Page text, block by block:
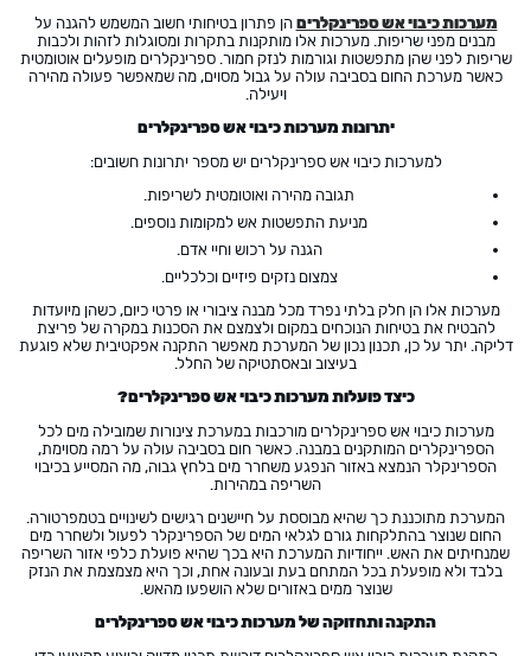
מערכות כיבוי אש ספרינקלרים הן פתרון בטיחותי חשוב המשמש להגנה על
מבנים מפני שריפות. מערכות אלו מותקנות בתקרות ומסוגלות לזהות ולכבות
שריפות לפני שהן מתפשטות וגורמות לנזק חמור. ספרינקלרים מופעלים אוטומטית
כאשר מערכת החום בסביבה עולה על גבול מסוים, מה שמאפשר פעולה מהירה
ויעילה.
יתרונות מערכות כיבוי אש ספרינקלרים
למערכות כיבוי אש ספרינקלרים יש מספר יתרונות חשובים:
תגובה מהירה ואוטומטית לשריפות.
מניעת התפשטות אש למקומות נוספים.
הגנה על רכוש וחיי אדם.
צמצום נזקים פיזיים וכלכליים.
מערכות אלו הן חלק בלתי נפרד מכל מבנה ציבורי או פרטי כיום, כשהן מיועדות
להבטיח את בטיחות הנוכחים במקום ולצמצם את הסכנות במקרה של פריצת
דליקה. יתר על כן, תכנון נכון של המערכת מאפשר התקנה אפקטיבית שלא פוגעת
בעיצוב ובאסתטיקה של החלל.
כיצד פועלות מערכות כיבוי אש ספרינקלרים?
מערכות כיבוי אש ספרינקלרים מורכבות במערכת צינורות שמובילה מים לכל
הספרינקלרים המותקנים במבנה. כאשר חום בסביבה עולה על רמה מסוימת,
הספרינקלר הנמצא באזור הנפגע משחרר מים בלחץ גבוה, מה המסייע בכיבוי
השריפה במהירות.
המערכת מתוכננת כך שהיא מבוססת על חיישנים רגישים לשינויים בטמפרטורה.
החום שנוצר בהתלקחות גורם לגלאי המים של הספרינקלר לפעול ולשחרר מים
שמנחיתים את האש. ייחודיות המערכת היא בכך שהיא פועלת כלפי אזור השריפה
בלבד ולא מופעלת בכל המתחם בעת ובעונה אחת, וכך היא מצמצמת את הנזק
שנוצר ממים באזורים שלא הושפעו מהאש.
התקנה ותחזוקה של מערכות כיבוי אש ספרינקלרים